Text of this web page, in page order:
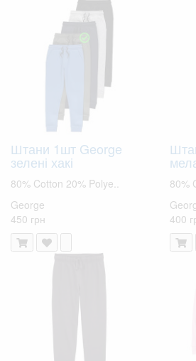
Штани 1шт George
зелені хакі
80% Cotton 20% Polye..
George
450 грн
80%
400